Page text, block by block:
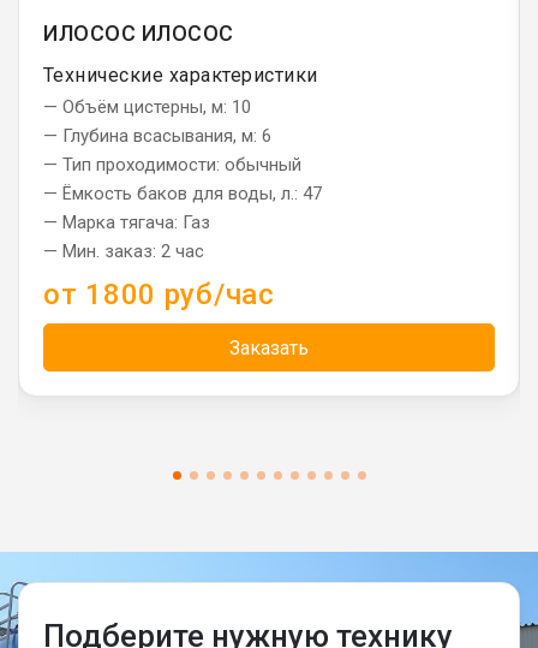
ИЛОСОС ИЛОСОС
Технические характеристики
— Объём цистерны, м: 10
— Глубина всасывания, м: 6
— Тип проходимости: обычный
— Ёмкость баков для воды, л.: 47
— Марка тягача: Газ
— Мин. заказ: 2 час
от 1800 руб/час
Заказать
Подберите нужную технику